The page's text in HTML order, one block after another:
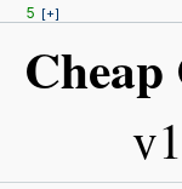
5 [+]